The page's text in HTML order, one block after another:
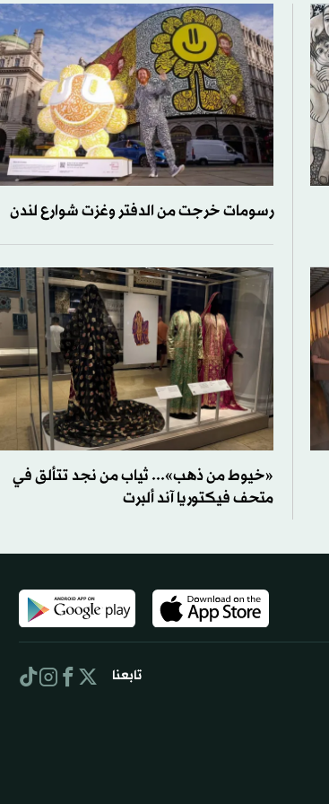
رسومات خرجت من الدفتر وغزت شوارع لندن
«خيوط من ذهب»... ثياب من نجد تتألق في
متحف فيكتوريا آند ألبرت
تابعنا